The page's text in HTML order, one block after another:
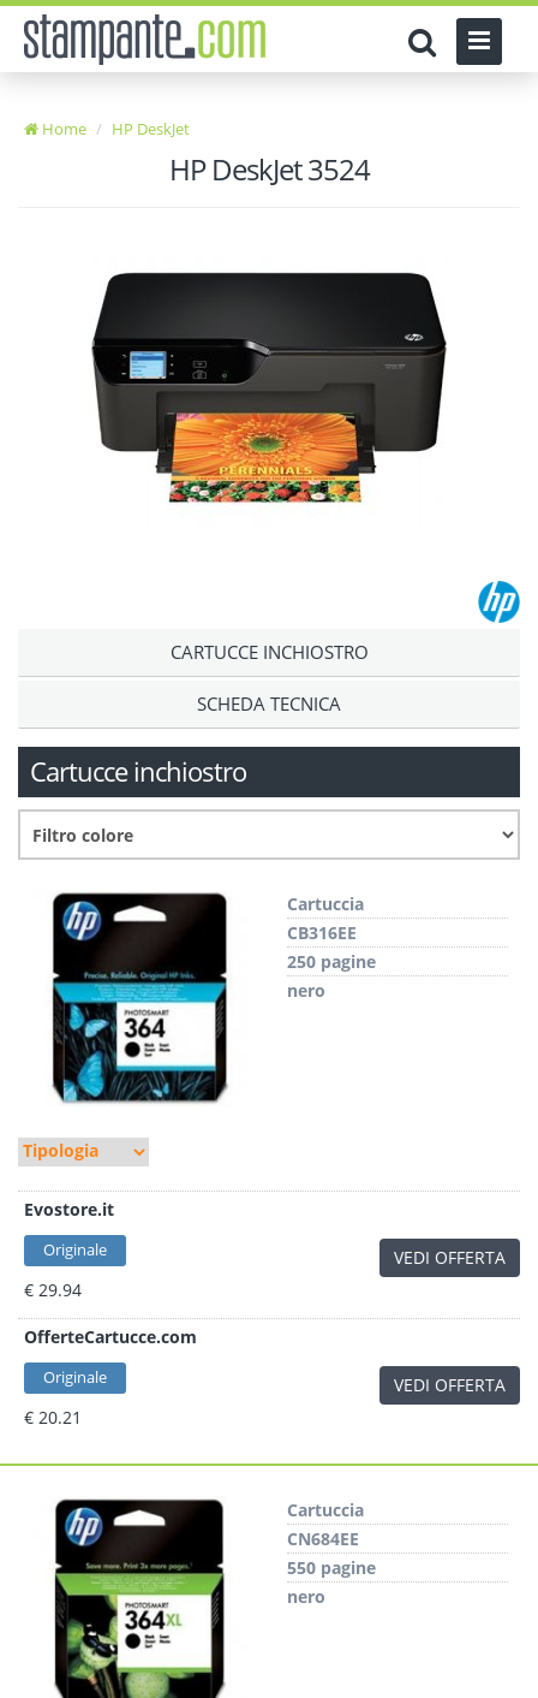
Home HP DeskJet
HP DeskJet 3524
CARTUCCE INCHIOSTRO
SCHEDA TECNICA
Cartucce inchiostro
Cartuccia
CB316EE
250 pagine
nero
Evostore.it
Originale
€ 29.94
VEDI OFFERTA
OfferteCartucce.com
Originale
€ 20.21
VEDI OFFERTA
Cartuccia
CN684EE
550 pagine
nero